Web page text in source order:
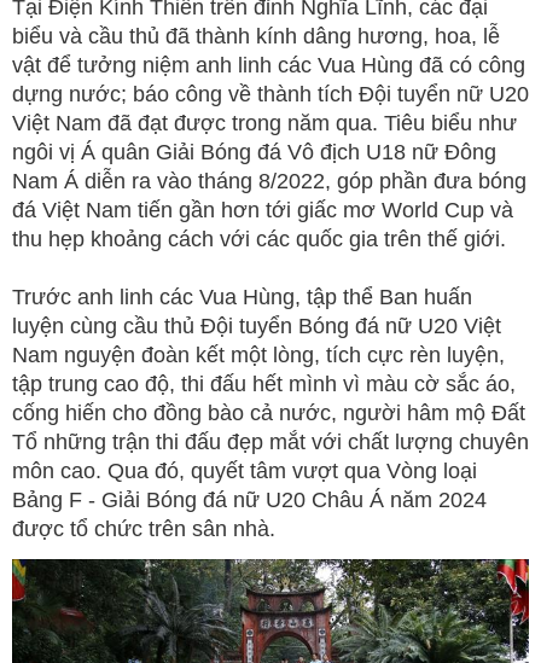
Tại Điện Kính Thiên trên đỉnh Nghĩa Lĩnh, các đại
biểu và cầu thủ đã thành kính dâng hương, hoa, lễ
vật để tưởng niệm anh linh các Vua Hùng đã có công
dựng nước; báo công về thành tích Đội tuyển nữ U20
Việt Nam đã đạt được trong năm qua. Tiêu biểu như
ngôi vị Á quân Giải Bóng đá Vô địch U18 nữ Đông
Nam Á diễn ra vào tháng 8/2022, góp phần đưa bóng
đá Việt Nam tiến gần hơn tới giấc mơ World Cup và
thu hẹp khoảng cách với các quốc gia trên thế giới.
Trước anh linh các Vua Hùng, tập thể Ban huấn
luyện cùng cầu thủ Đội tuyển Bóng đá nữ U20 Việt
Nam nguyện đoàn kết một lòng, tích cực rèn luyện,
tập trung cao độ, thi đấu hết mình vì màu cờ sắc áo,
cống hiến cho đồng bào cả nước, người hâm mộ Đất
Tổ những trận thi đấu đẹp mắt với chất lượng chuyên
môn cao. Qua đó, quyết tâm vượt qua Vòng loại
Bảng F - Giải Bóng đá nữ U20 Châu Á năm 2024
được tổ chức trên sân nhà.